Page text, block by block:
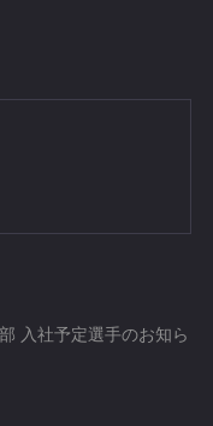
入社予定選手のお知ら